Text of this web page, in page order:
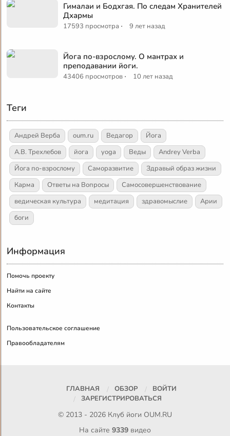
Гималаи и Бодхгая. По следам Хранителей
Дхармы
17593 просмотра · 9 лет назад
Йога по-взрослому. О мантрах и
преподавании йоги.
43406 просмотров · 10 лет назад
Теги
Андрей Верба oum.ru Ведагор
Йога
А.В. Трехлебов
йога yoga Веды
Andrey Verba
Йога по-взрослому
Саморазвитие
Здравый образ жизни
Карма
Ответы на Вопросы
Самосовершенствование
ведическая культура
медитация здравомыслие
Арии
боги
Информация
Помочь проекту
Найти на сайте
Контакты
Пользовательское соглашение
Правообладателям
ГЛАВНАЯ ОБЗОР
ВОЙТИ
ЗАРЕГИСТРИРОВАТЬСЯ
© 2013 - 2026 Клуб йоги OUM.RU
На сайте 9339видео